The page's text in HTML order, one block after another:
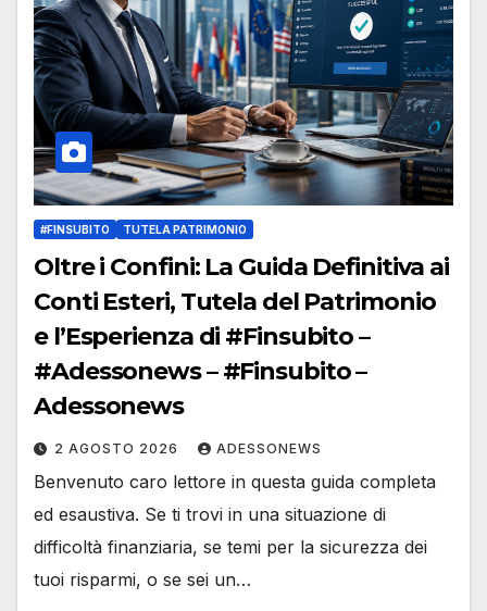
#FINSUBITO TUTELA PATRIMONIO
Oltre i Confini: La Guida Definitiva ai
Conti Esteri, Tutela del Patrimonio
e l’Esperienza di #Finsubito –
#Adessonews – #Finsubito –
Adessonews
2 AGOSTO 2026 ADESSONEWS
Benvenuto caro lettore in questa guida completa
ed esaustiva. Se ti trovi in una situazione di
difficoltà finanziaria, se temi per la sicurezza dei
tuoi risparmi, o se sei un…